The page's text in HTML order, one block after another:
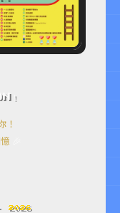
！
！
· 2026